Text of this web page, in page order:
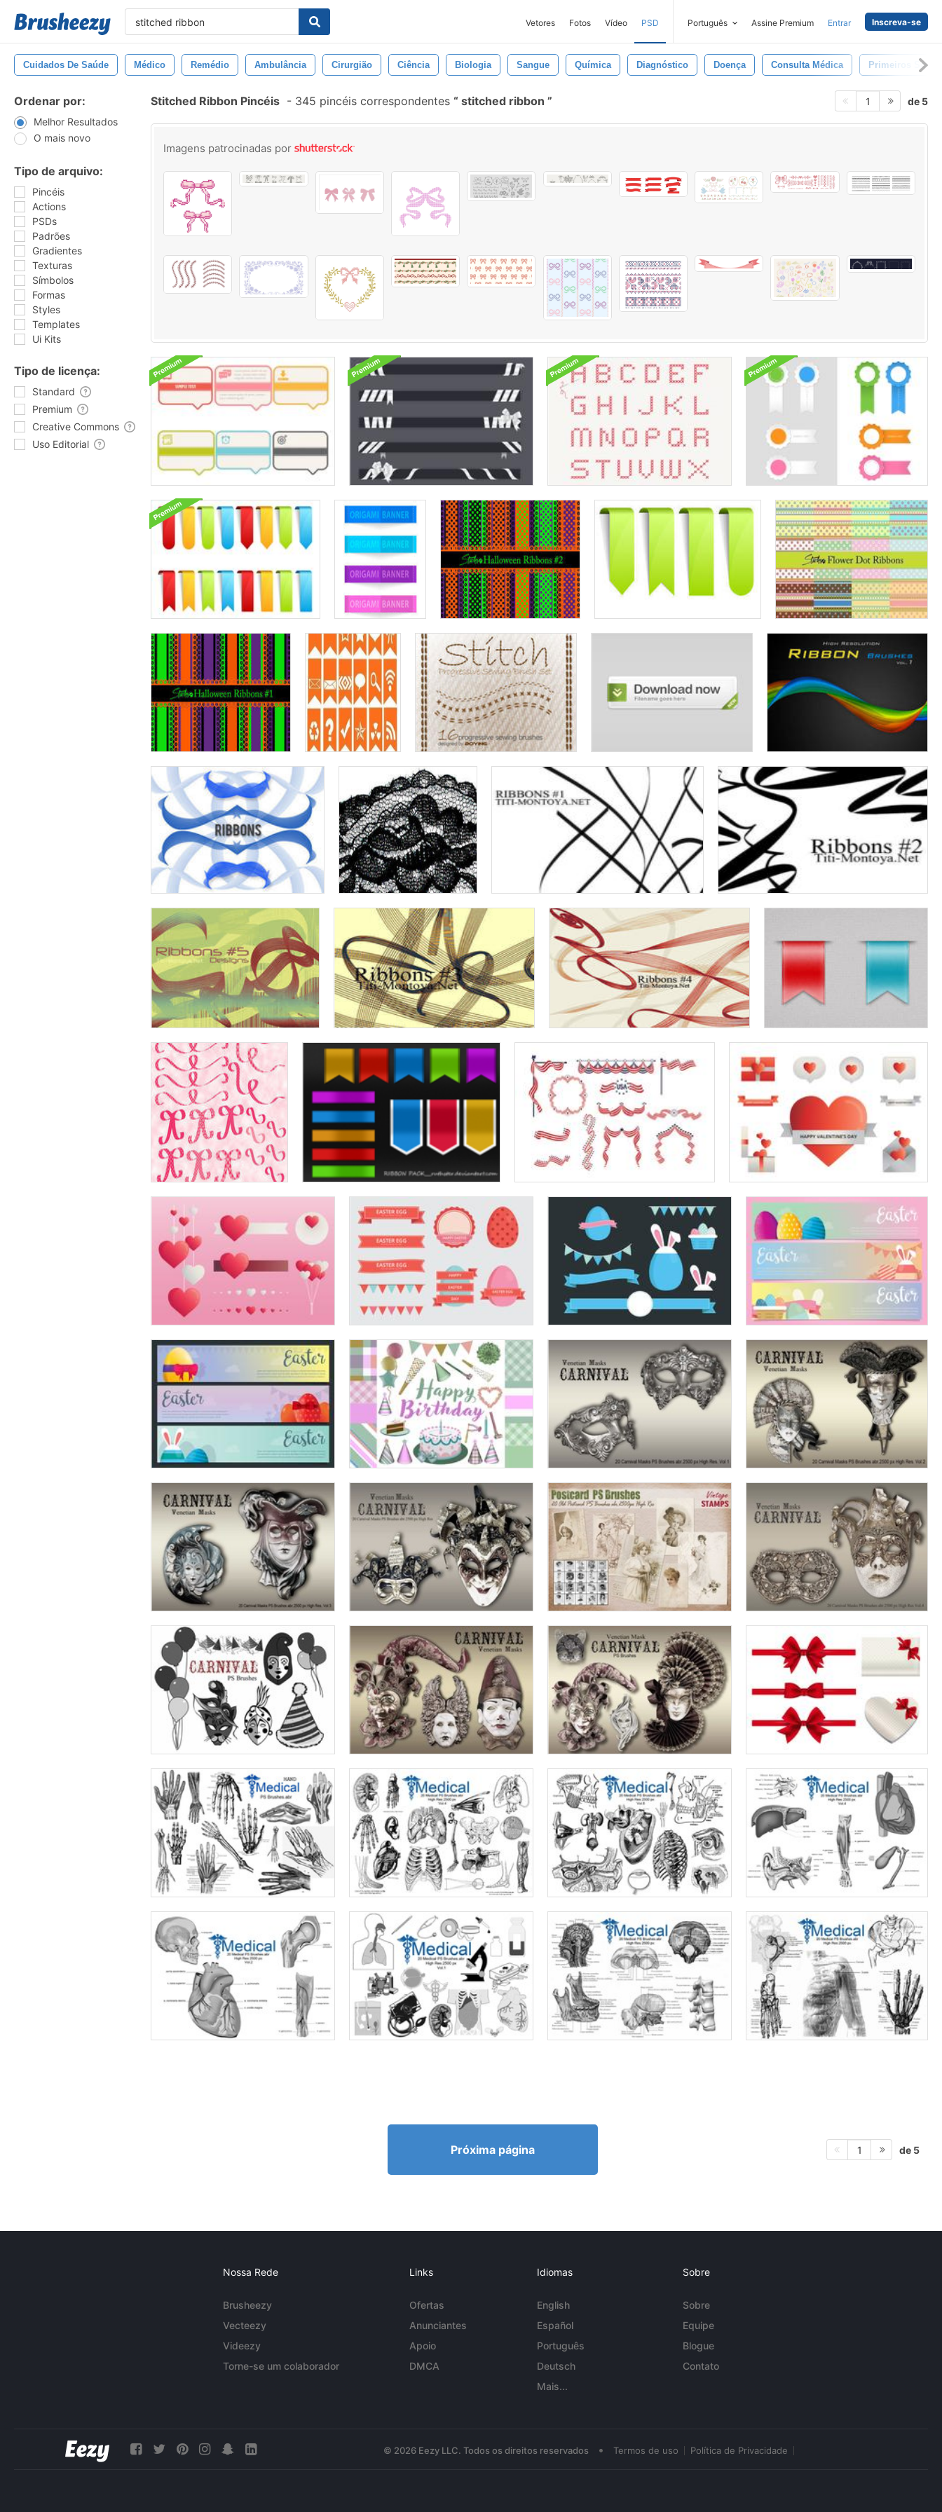
Vetores Fotos Vídeo PSD Português Assine Premium Entrar Inscreva-se
Cuidados De Saúde Médico Remédio Ambulância Cirurgião Ciência Biologia Sangue Química Diagnóstico Doença Consulta Médica Primeiros
Ordenar por:
Melhor Resultados
O mais novo
Tipo de arquivo:
Pincéis
Actions
PSDs
Padrões
Gradientes
Texturas
Símbolos
Formas
Styles
Templates
Ui Kits
Tipo de licença:
Standard
Premium
Creative Commons
Uso Editorial
Stitched Ribbon Pincéis - 345 pincéis correspondentes stitched ribbon 1 de 5
Imagens patrocinadas por
Próxima página 1 de 5
Nossa Rede
Brusheezy
Vecteezy
Videezy
Torne-se um colaborador
Links
Ofertas
Anunciantes
Apoio
DMCA
Idiomas
English
Español
Português
Deutsch
Mais...
Sobre
Sobre
Equipe
Blogue
Contato
© 2026 Eezy LLC. Todos os direitos reservados • Termos de uso Política de Privacidade